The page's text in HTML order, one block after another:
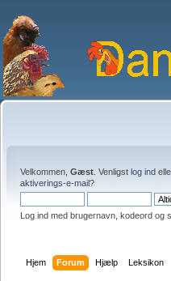
Velkommen, Gæst . Venligst log ind
aktiverings-e-mail?
Log ind med brugernavn, kodeord og
Hjem Forum Hjælp Leksikon